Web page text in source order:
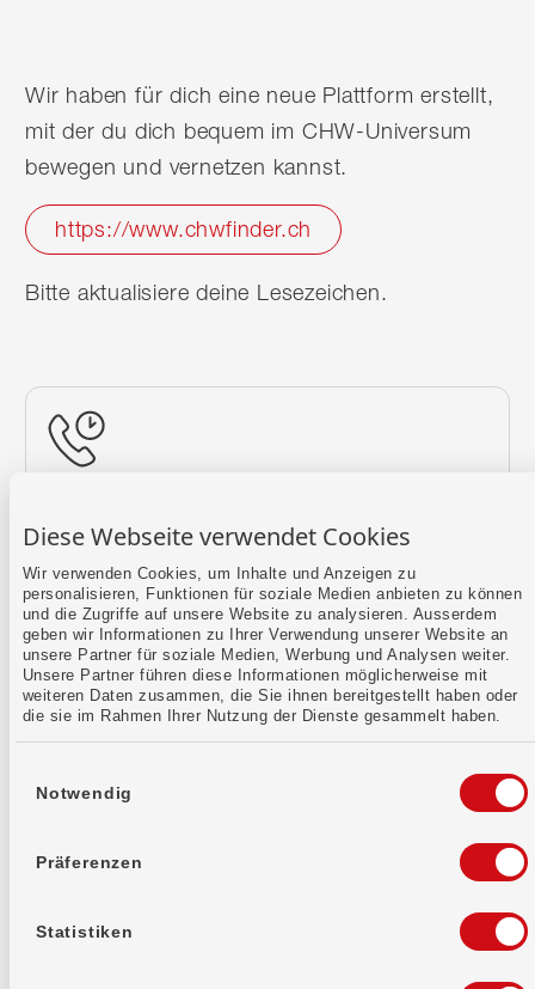
Diese Webseite verwendet Cookies
Wir verwenden Cookies, um Inhalte und Anzeigen zu
personalisieren, Funktionen für soziale Medien anbieten zu können
und die Zugriffe auf unsere Website zu analysieren. Ausserdem
geben wir Informationen zu Ihrer Verwendung unserer Website an
unsere Partner für soziale Medien, Werbung und Analysen weiter.
Unsere Partner führen diese Informationen möglicherweise mit
weiteren Daten zusammen, die Sie ihnen bereitgestellt haben oder
die sie im Rahmen Ihrer Nutzung der Dienste gesammelt haben.
Notwendig
Präferenzen
Statistiken
Wir haben für dich eine neue Plattform erstellt,
mit der du dich bequem im CHW-Universum
bewegen und vernetzen kannst.
https://www.chwfinder.ch
Bitte aktualisiere deine Lesezeichen.
Mehr erfahren
Kontaktformular